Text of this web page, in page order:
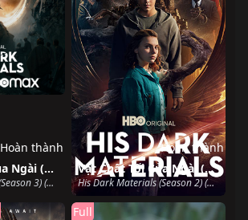
Vật Chất Tối Của Ngài (Phần 3)
His Dark Materials (Season 3) (2022)
Hoàn thành
Vật Chất Tối Của Ngài (Phần 2)
His Dark Materials (Season 2) (2019)
Hoàn thành
Full